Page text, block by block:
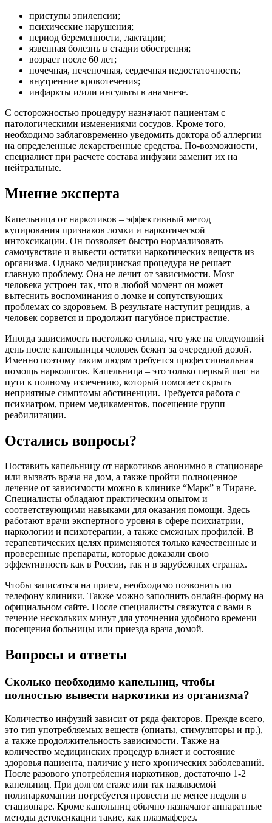
приступы эпилепсии;
психические нарушения;
период беременности, лактации;
язвенная болезнь в стадии обострения;
возраст после 60 лет;
почечная, печеночная, сердечная недостаточность;
внутренние кровотечения;
инфаркты и/или инсульты в анамнезе.
С осторожностью процедуру назначают пациентам с
патологическими изменениями сосудов. Кроме того,
необходимо заблаговременно уведомить доктора об аллергии
на определенные лекарственные средства. По-возможности,
специалист при расчете состава инфузии заменит их на
нейтральные.
Мнение эксперта
Капельница от наркотиков – эффективный метод
купирования признаков ломки и наркотической
интоксикации. Он позволяет быстро нормализовать
самочувствие и вывести остатки наркотических веществ из
организма. Однако медицинская процедура не решает
главную проблему. Она не лечит от зависимости. Мозг
человека устроен так, что в любой момент он может
вытеснить воспоминания о ломке и сопутствующих
проблемах со здоровьем. В результате наступит рецидив, а
человек сорвется и продолжит пагубное пристрастие.
Иногда зависимость настолько сильна, что уже на следующий
день после капельницы человек бежит за очередной дозой.
Именно поэтому таким людям требуется профессиональная
помощь наркологов. Капельница – это только первый шаг на
пути к полному излечению, который помогает скрыть
неприятные симптомы абстиненции. Требуется работа с
психиатром, прием медикаментов, посещение групп
реабилитации.
Остались вопросы?
Поставить капельницу от наркотиков анонимно в стационаре
или вызвать врача на дом, а также пройти полноценное
лечение от зависимости можно в клинике “Марк” в Тиране.
Специалисты обладают практическим опытом и
соответствующими навыками для оказания помощи. Здесь
работают врачи экспертного уровня в сфере психиатрии,
наркологии и психотерапии, а также смежных профилей. В
терапевтических целях применяются только качественные и
проверенные препараты, которые доказали свою
эффективность как в России, так и в зарубежных странах.
Чтобы записаться на прием, необходимо позвонить по
телефону клиники. Также можно заполнить онлайн-форму на
официальном сайте. После специалисты свяжутся с вами в
течение нескольких минут для уточнения удобного времени
посещения больницы или приезда врача домой.
Вопросы и ответы
Сколько необходимо капельниц, чтобы
полностью вывести наркотики из организма?
Количество инфузий зависит от ряда факторов. Прежде всего,
это тип употребляемых веществ (опиаты, стимуляторы и пр.),
а также продолжительность зависимости. Также на
количество медицинских процедур влияет и состояние
здоровья пациента, наличие у него хронических заболеваний.
После разового употребления наркотиков, достаточно 1-2
капельниц. При долгом стаже или так называемой
полинаркомании потребуется провести не менее недели в
стационаре. Кроме капельниц обычно назначают аппаратные
методы детоксикации такие, как плазмаферез.